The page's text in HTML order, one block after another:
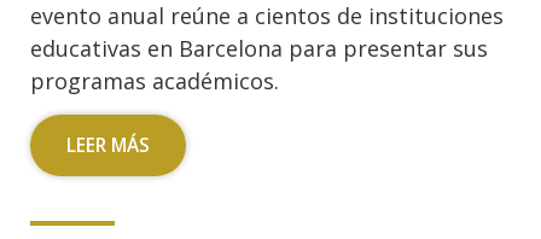
evento anual reúne a cientos de instituciones
educativas en Barcelona para presentar sus
programas académicos.
LEER MÁS